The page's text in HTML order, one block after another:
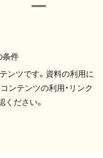
条件
ンツです。資料の利用に
4.コンテンツの利用・リンク
ください。